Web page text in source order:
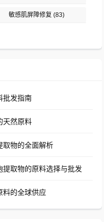
敏感肌屏障修复 (83)
批发指南
天然原料
取物的全面解析
取物的原料选择与批发
料的全球供应